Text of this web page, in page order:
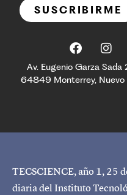
SUSCRIBIRME
Av. Eugenio Garza Sada
64849 Monterrey,
TECSCIENCE, año 1, 25
diaria del Instituto